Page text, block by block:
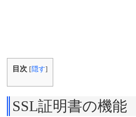
目次 [ 隠す]
SSL証明書の機能